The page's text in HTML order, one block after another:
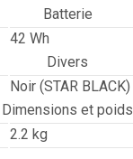
Batterie
42 Wh
Divers
Noir (STAR BLACK)
Dimensions et poids
2.2 kg